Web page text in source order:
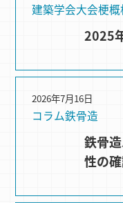
建築学会大会梗概
2025
コラム鉄骨造
2026年7月16日
鉄骨
性の